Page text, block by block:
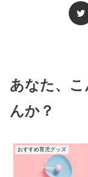
あなた、
んか？
おすすめ育児グッズ